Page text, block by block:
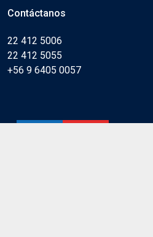
Contáctanos
22 412 5006
22 412 5055
+56 9 6405 0057